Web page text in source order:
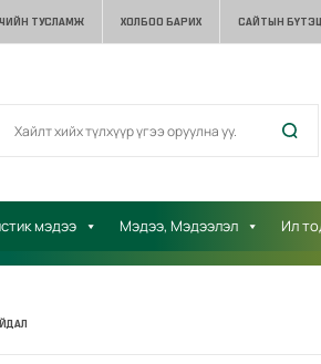
ТУСЛАМЖ ХОЛБОО БАРИХ САЙТЫН БҮТЭЦ
мэдээ Мэдээ, Мэдээлэл Ил